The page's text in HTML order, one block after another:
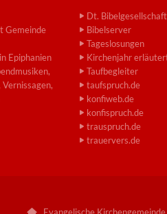
Gemeinde
Epiphanien
Dt. Bibelgesellschaft
Bibelserver
Tageslosungen
Kirchenjahr
Taufbegleiter
taufspruch.de
konfiweb.de
konfispruch.de
trauspruch.de
trauervers.de
Evangelische